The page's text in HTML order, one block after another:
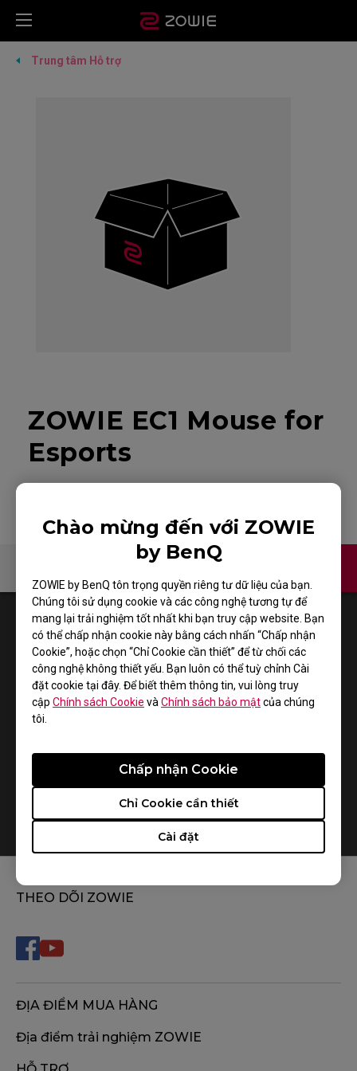
Chào mừng đến với ZOWIE
by BenQ
ZOWIE by BenQ tôn trọng quyền riêng tư dữ liệu của bạn.
Chúng tôi sử dụng cookie và các công nghệ tương tự để
mang lại trải nghiệm tốt nhất khi bạn truy cập website. Bạn
có thể chấp nhận cookie này bằng cách nhấn “Chấp nhận
Cookie”, hoặc chọn “Chỉ Cookie cần thiết” để từ chối các
công nghệ không thiết yếu. Bạn luôn có thể tuỳ chỉnh Cài
đặt cookie tại đây. Để biết thêm thông tin, vui lòng truy
cập Chính sách Cookie và Chính sách bảo mậtcủa chúng
tôi.
Cài đặt
Chỉ Cookie cần thiết
Chấp nhận Cookie
Trung tâm Hỗ trợ
ZOWIE EC1 Mouse for
Esports
1 Results Default
How do you replace the mousefeet?
THEO DÕI ZOWIE
ĐỊA ĐIỂM MUA HÀNG
Địa điểm trải nghiệm ZOWIE